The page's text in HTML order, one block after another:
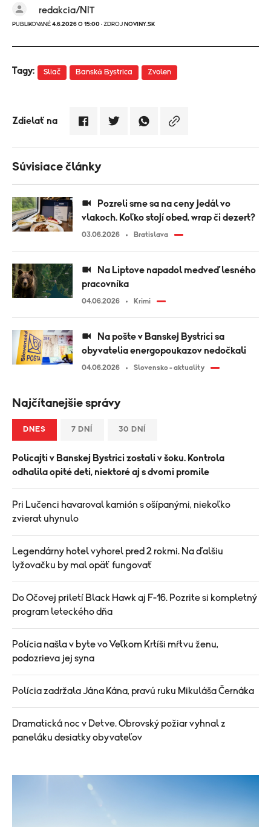
redakcia/NIT
PUBLIKOVANÉ 4.6.2026 O 15:00 · ZDROJ NOVINY.SK
Tagy: Sliač Banská Bystrica Zvolen
Zdielať na
Súvisiace články
vlakoch. Koľko stojí obed, wrap či dezert?
03.06.2026 Bratislava
pracovníka
04.06.2026 Krimi
obyvatelia energopoukazov nedočkali
04.06.2026 Slovensko - aktuality
Najčítanejšie správy
DNES 7 DNÍ 30 DNÍ
Policajti v Banskej Bystrici zostali v šoku. Kontrola
odhalila opité deti, niektoré aj s dvomi promile
Pri Lučenci havaroval kamión s ošípanými, niekoľko
zvierat uhynulo
Legendárny hotel vyhorel pred 2 rokmi. Na ďalšiu
lyžovačku by mal opäť fungovať
Do Očovej priletí Black Hawk aj F-16. Pozrite si kompletný
program leteckého dňa
Polícia našla v byte vo Veľkom Krtíši mŕtvu ženu,
podozrieva jej syna
Polícia zadržala Jána Kána, pravú ruku Mikuláša Černáka
Dramatická noc v Detve. Obrovský požiar vyhnal z
paneláku desiatky obyvateľov